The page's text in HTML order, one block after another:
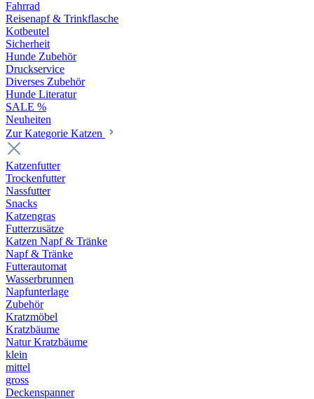
Fahrrad
Reisenapf & Trinkflasche
Kotbeutel
Sicherheit
Hunde Zubehör
Druckservice
Diverses Zubehör
Hunde Literatur
SALE %
Neuheiten
Zur Kategorie Katzen
Katzenfutter
Trockenfutter
Nassfutter
Snacks
Katzengras
Futterzusätze
Katzen Napf & Tränke
Napf & Tränke
Futterautomat
Wasserbrunnen
Napfunterlage
Zubehör
Kratzmöbel
Kratzbäume
Natur Kratzbäume
klein
mittel
gross
Deckenspanner